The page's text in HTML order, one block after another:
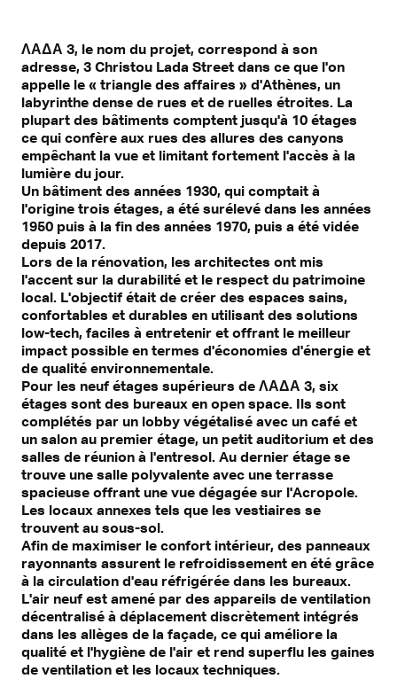
ΛΑΔΑ 3, le nom du projet, correspond à son
adresse, 3 Christou Lada Street dans ce que l'on
appelle le « triangle des affaires » d'Athènes, un
labyrinthe dense de rues et de ruelles étroites. La
plupart des bâtiments comptent jusqu'à 10 étages
ce qui confère aux rues des allures des canyons
empêchant la vue et limitant fortement l'accès à la
lumière du jour.
Un bâtiment des années 1930, qui comptait à
l'origine trois étages, a été surélevé dans les années
1950 puis à la fin des années 1970, puis a été vidée
depuis 2017.
Lors de la rénovation, les architectes ont mis
l'accent sur la durabilité et le respect du patrimoine
local. L'objectif était de créer des espaces sains,
confortables et durables en utilisant des solutions
low-tech, faciles à entretenir et offrant le meilleur
impact possible en termes d'économies d'énergie et
de qualité environnementale.
Pour les neuf étages supérieurs de ΛΑΔΑ 3, six
étages sont des bureaux en open space. Ils sont
complétés par un lobby végétalisé avec un café et
un salon au premier étage, un petit auditorium et des
salles de réunion à l'entresol. Au dernier étage se
trouve une salle polyvalente avec une terrasse
spacieuse offrant une vue dégagée sur l'Acropole.
Les locaux annexes tels que les vestiaires se
trouvent au sous-sol.
Afin de maximiser le confort intérieur, des panneaux
rayonnants assurent le refroidissement en été grâce
à la circulation d'eau réfrigérée dans les bureaux.
L'air neuf est amené par des appareils de ventilation
décentralisé à déplacement discrètement intégrés
dans les allèges de la façade, ce qui améliore la
qualité et l'hygiène de l'air et rend superflu les gaines
de ventilation et les locaux techniques.